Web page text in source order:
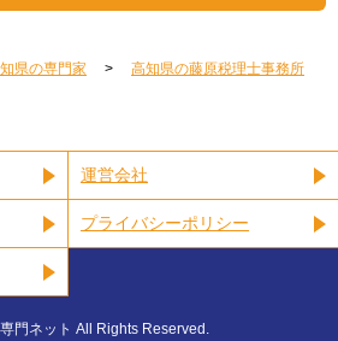
県の専門家 高知県の藤原税理士事務所
運営会社
プライバシーポリシー
門ネット All Rights Reserved.